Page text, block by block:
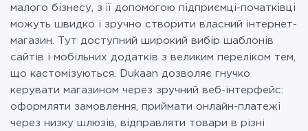
малого бізнесу, з її допомогою підприємці-початківці
можуть швидко і зручно створити власний інтернет-
магазин. Тут доступний широкий вибір шаблонів
сайтів і мобільних додатків з великим переліком тем,
що кастомізуються. Dukaan дозволяє гнучко
керувати магазином через зручний веб-інтерфейс:
оформляти замовлення, приймати онлайн-платежі
через низку шлюзів, відправляти товари в різні